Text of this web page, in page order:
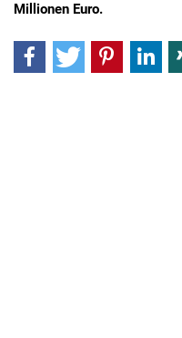
Millionen Euro.